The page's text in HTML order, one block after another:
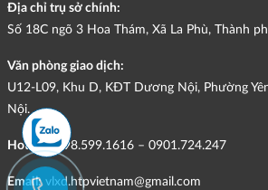
Địa chỉ trụ sở chính:
Số 18C ngõ 3 Hoa Thám, Xã La Phù, Thành
Văn phòng giao dịch:
U12-L09, Khu D, KĐT Dương Nội, Phường
Nội.
Hotline:098.599.1616 – 0901.724.247
Email: vlxd.htpvietnam@gmail.com